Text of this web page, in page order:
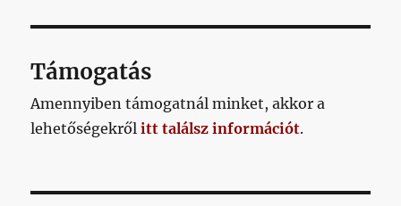
Támogatás
Amennyiben támogatnál minket, akkor a
lehetőségekrőlitt találsz információt.